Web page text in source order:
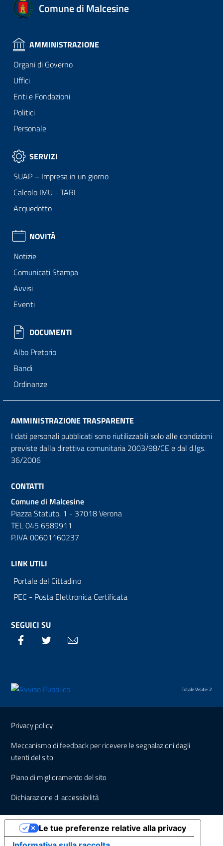
Comune di Malcesine
AMMINISTRAZIONE
Organi di Governo
Uffici
Enti e Fondazioni
Politici
Personale
SERVIZI
SUAP – Impresa in un giorno
Calcolo IMU - TARI
Acquedotto
NOVITÀ
Notizie
Comunicati Stampa
Avvisi
Eventi
DOCUMENTI
Albo Pretorio
Bandi
Ordinanze
AMMINISTRAZIONE TRASPARENTE
I dati personali pubblicati sono riutilizzabili solo alle condizioni
previste dalla direttiva comunitaria 2003/98/CE e dal d.lgs.
36/2006
CONTATTI
Comune di Malcesine
Piazza Statuto, 1 - 37018 Verona
TEL 045 6589911
P.IVA 00601160237
LINK UTILI
Portale del Cittadino
PEC - Posta Elettronica Certificata
SEGUICI SU
Facebook Twitter
Totale Visite: 2
Sezione Link Utili
Privacy policy
Meccanismo di feedback per ricevere le segnalazioni dagli
utenti del sito
Piano di miglioramento del sito
Dichiarazione di accessibilità
Le tue preferenze relative alla privacy